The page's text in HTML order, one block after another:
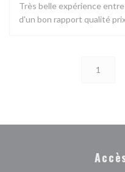
Très belle expérience
d'un bon rapport qualité
1